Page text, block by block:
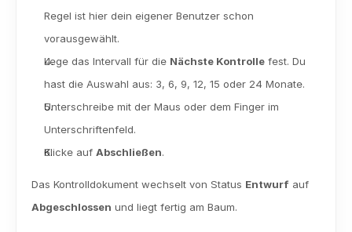
Regel ist hier dein eigener Benutzer schon
vorausgewählt.
Lege das Intervall für die Nächste Kontrolle fest. Du
hast die Auswahl aus: 3, 6, 9, 12, 15 oder 24 Monate.
Unterschreibe mit der Maus oder dem Finger im
Unterschriftenfeld.
Klicke auf Abschließen.
Das Kontrolldokument wechselt von Status Entwurf
Abgeschlossen und liegt fertig am Baum.